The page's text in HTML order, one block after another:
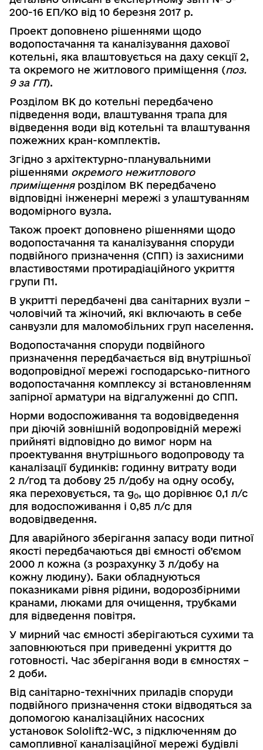
200-16 ЕП/КО від 10 березня 2017 р.
Проект доповнено рішеннями щодо
водопостачання та каналізування дахової
котельні, яка влаштовується на даху секції 2,
та окремого не житло­вого приміщення (поз.
9 за ГП).
Розділом ВК до котельні передбачено
підведення води, влаштування трапа для
відведення води від котельні та влаштування
пожежних кран-комплектів.
Згідно з архітектурно-планувальними
рішеннями окремого нежитло­вого
приміщеннярозділом ВК передбачено
відповідні інженерні мережі з улаштуванням
водомірного вузла.
Також проект доповнено рішеннями щодо
водопостачання та каналізу­вання споруди
подвійного призначення (СПП) із захисними
властивостями протирадіаційного укриття
групи П1.
В укритті передбачені два санітарних вузли –
чоловічий та жіночий, які включають в себе
санвузли для маломобільних груп населення.
Водопостачання споруди подвійного
призначення передбачається від внутрішньої
водопровідної мережі господарсько-питного
водопоста­чання комплексу зі встановленням
запірної арматури на відгалуженні до СПП.
Норми водоспоживання та водовідведення
при діючій зовнішній водопровідній мережі
прийняті відповідно до вимог норм на
проектування внутрішнього водопроводу та
каналізації будинків: годинну витрату води
2 л/год та добову 25 л/добу на одну особу,
яка переховується, та g0, що дорівнює 0,1 л/с
для водоспоживання i 0,85 л/с для
водовідведення.
Для аварійного зберігання запасу води питної
якості передбача­ються дві ємності об’ємом
2000 л кожна (з розрахунку 3 л/добу на
кожну людину). Баки обладнуються
показниками рівня рідини, водорозбірними
кранами, люками для очищення, трубками
для відведення повітря.
У мирний час ємності зберігаються сухими та
заповнюються при приведенні укриття до
готовності. Час зберігання води в ємностях –
2 доби.
Від санітарно-технічних приладів споруди
подвійного призначення стоки відводяться за
допомогою каналізаційних насосних
установок Sololift2-WC, з підключенням до
самопливної каналізаційної мережі будівлі